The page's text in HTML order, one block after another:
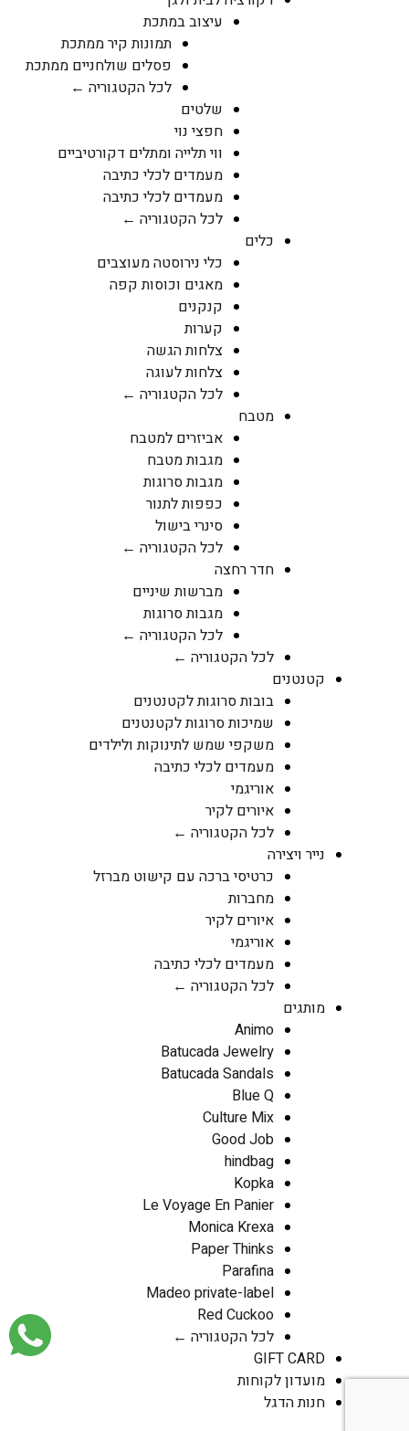
עיצוב במתכת
תמונות קיר ממתכת
פסלים שולחניים ממתכת
לכל הקטגוריה ←
שלטים
חפצי נוי
ווי תלייה ומתלים דקורטיביים
מעמדים לכלי כתיבה
מעמדים לכלי כתיבה
לכל הקטגוריה ←
כלים
כלי נירוסטה מעוצבים
מאגים וכוסות קפה
קנקנים
קערות
צלחות הגשה
צלחות לעוגה
לכל הקטגוריה ←
מטבח
אביזרים למטבח
מגבות מטבח
מגבות סרוגות
כפפות לתנור
סינרי בישול
לכל הקטגוריה ←
חדר רחצה
מברשות שיניים
מגבות סרוגות
לכל הקטגוריה ←
לכל הקטגוריה ←
קטנטנים
בובות סרוגות לקטנטנים
שמיכות סרוגות לקטנטנים
משקפי שמש לתינוקות ולילדים
מעמדים לכלי כתיבה
אוריגמי
איורים לקיר
לכל הקטגוריה ←
נייר ויצירה
כרטיסי ברכה עם קישוט מברזל
מחברות
איורים לקיר
אוריגמי
מעמדים לכלי כתיבה
לכל הקטגוריה ←
מותגים
Animo
Batucada Jewelry
Batucada Sandals
Blue Q
Culture Mix
Good Job
hindbag
Kopka
Le Voyage En Panier
Monica Krexa
Paper Thinks
Parafina
Madeo private-label
Red Cuckoo
לכל הקטגוריה ←
GIFT CARD
מועדון לקוחות
חנות הדגל